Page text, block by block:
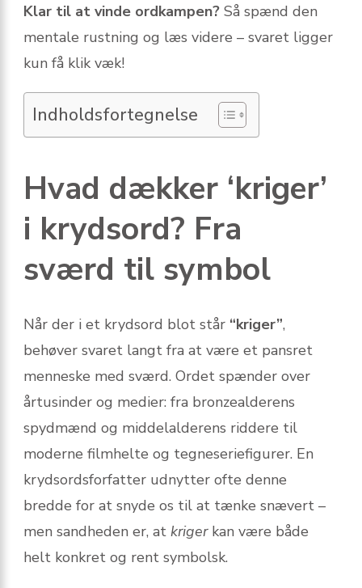
Klar til at vinde ordkampen? Så spænd den
mentale rustning og læs videre – svaret ligger
kun få klik væk!
Indholdsfortegnelse
Hvad dækker ‘kriger’
i krydsord? Fra
sværd til symbol
Når der i et krydsord blot står “kriger”,
behøver svaret langt fra at være et pansret
menneske med sværd. Ordet spænder over
årtusinder og medier: fra bronzealderens
spydmænd og middelalderens riddere til
moderne filmhelte og tegneseriefigurer. En
krydsordsforfatter udnytter ofte denne
bredde for at snyde os til at tænke snævert –
men sandheden er, at krigerkan være både
helt konkret og rent symbolsk.